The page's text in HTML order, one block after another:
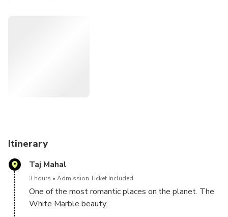
Itinerary
Taj Mahal
3 hours Admission Ticket Included
One of the most romantic places on the planet. The
White Marble beauty.